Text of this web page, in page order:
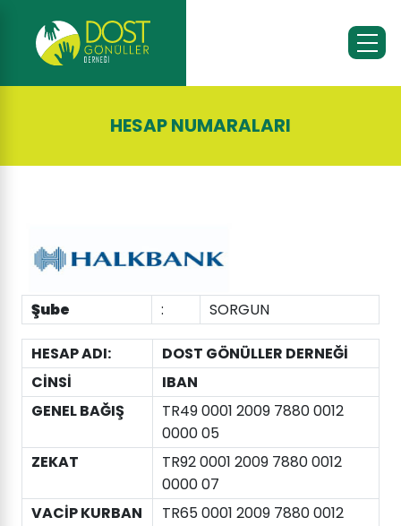
HESAP NUMARALARI
Şube : SORGUN
HESAP ADI:
DOST GÖNÜLLER DERNEĞİ
CİNSİ
IBAN
GENEL BAĞIŞ
TR49 0001 2009 7880 0012
0000 05
ZEKAT
TR92 0001 2009 7880 0012
0000 07
VACİP KURBAN
TR65 0001 2009 7880 0012